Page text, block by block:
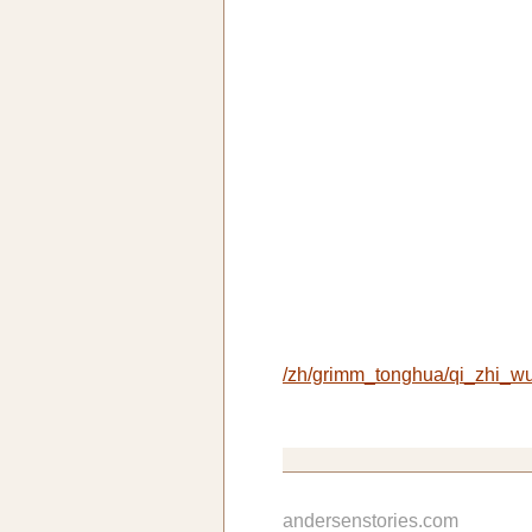
/zh/grimm_tonghua/
andersenstories.com